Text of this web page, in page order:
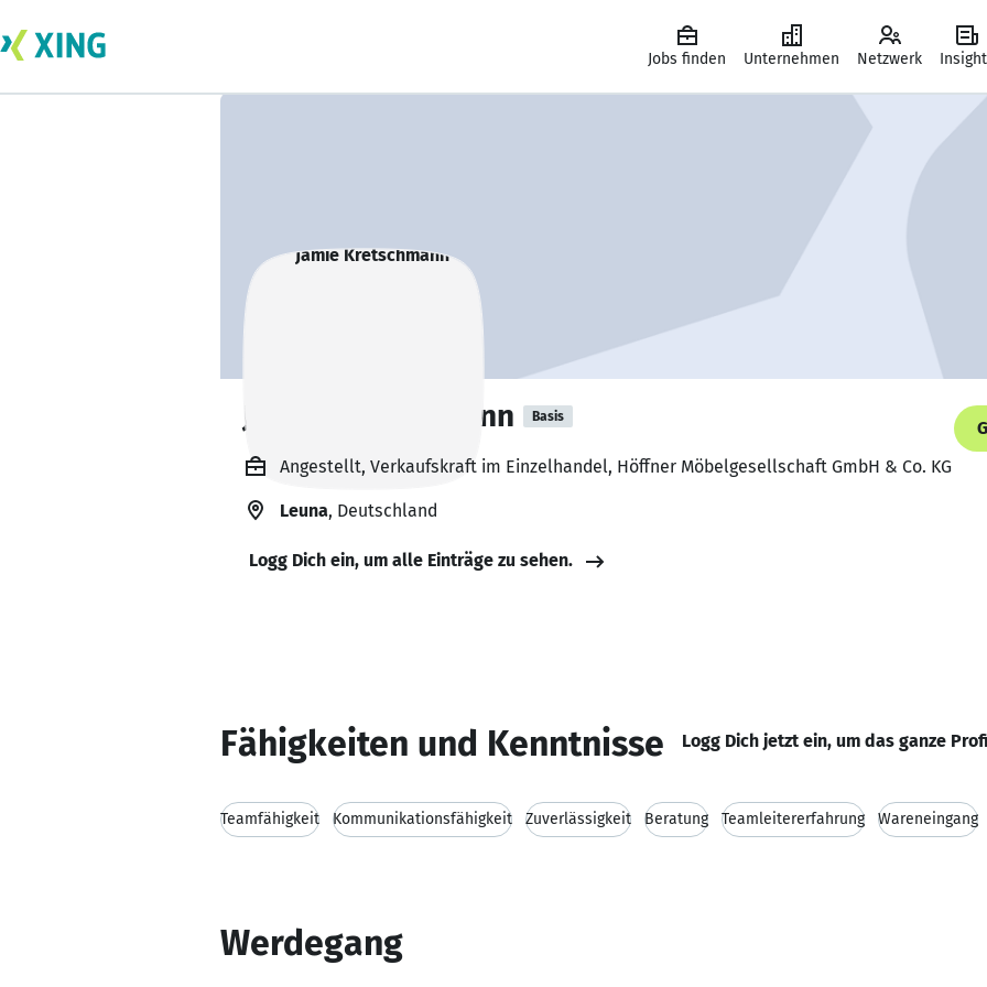
Jobs finden Unternehmen Netzwerk
Jamie Kretschmann Basis
Angestellt, Verkaufskraft im Einzelhandel, Höffner Möbelgesellschaft GmbH & Co. KG
Leuna, Deutschland
Logg Dich ein, um alle Einträge zu sehen.
Fähigkeiten und Kenntnisse Logg Dich jetzt ein, um das ganze
Teamfähigkeit Kommunikationsfähigkeit Zuverlässigkeit Beratung Teamleitererfahrung Wareneingang
Werdegang